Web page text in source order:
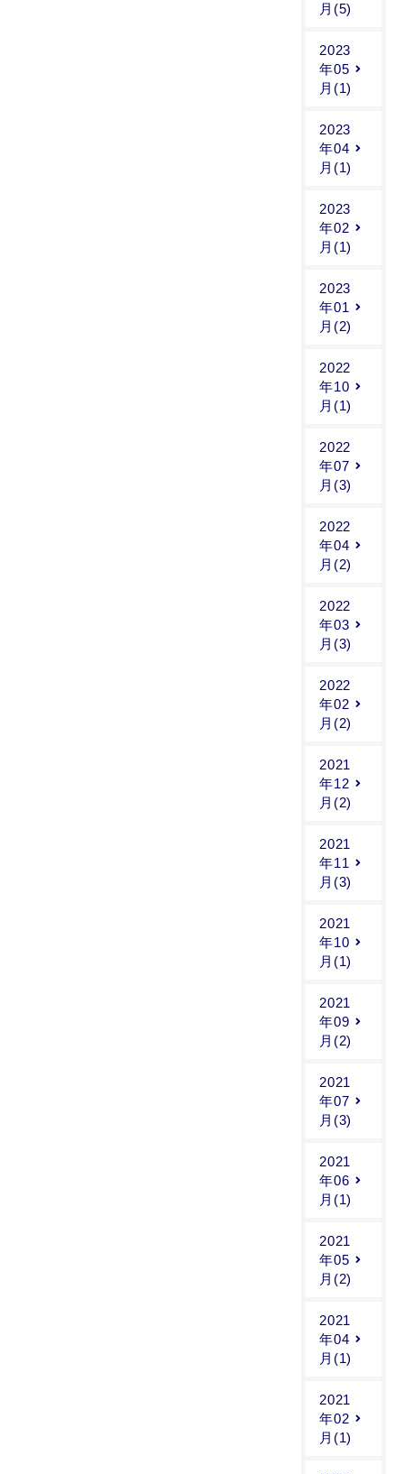
月(5)
2023
年05
月(1)
2023
年04
月(1)
2023
年02
月(1)
2023
年01
月(2)
2022
年10
月(1)
2022
年07
月(3)
2022
年04
月(2)
2022
年03
月(3)
2022
年02
月(2)
2021
年12
月(2)
2021
年11
月(3)
2021
年10
月(1)
2021
年09
月(2)
2021
年07
月(3)
2021
年06
月(1)
2021
年05
月(2)
2021
年04
月(1)
2021
年02
月(1)